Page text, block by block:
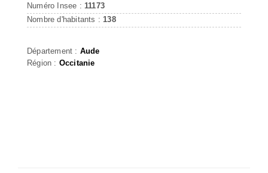
Numéro Insee : 11173
Nombre d'habitants : 138
Département : Aude
Région : Occitanie